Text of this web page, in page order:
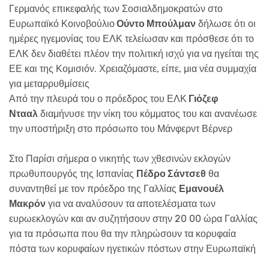
Γερμανός επικεφαλής των Σοσιαλδημοκρατών στο
Ευρωπαϊκό ΚοινοβούλιοΟύντο Μπούλμαν δήλωσε ότι οι
ημέρες ηγεμονίας του ΕΛΚ τελείωσαν και πρόσθεσε ότι το
ΕΛΚ δεν διαθέτει πλέον την πολιτική ισχύ για να ηγείται της
ΕΕ και της Κομισιόν. Χρειαζόμαστε, είπε, μια νέα συμμαχία
για μεταρρυθμίσεις
Από την πλευρά του ο πρόεδρος του ΕΛΚ Γιόζεφ
Ντααλ διαμήνυσε την νίκη του κόμματος του και ανανέωσε
την υποστήριξη στο πρόσωπο του Μάνφερντ Βέρνερ
Στο Παρίσι σήμερα ο νικητής των χθεσινών εκλογών
πρωθυπουργός της Ισπανίας Πέδρο Σάντσεθ θα
συναντηθεί με τον πρόεδρο της Γαλλίας Εμανουέλ
Μακρόν για να αναλύσουν τα αποτελέσματα των
ευρωεκλογών και αν συζητήσουν στην 20 00 ώρα Γαλλίας
για τα πρόσωπα που θα την πληρώσουν τα κορυφαία
πόστα των κορυφαίων ηγετικών πόστων στην Ευρωπαϊκή